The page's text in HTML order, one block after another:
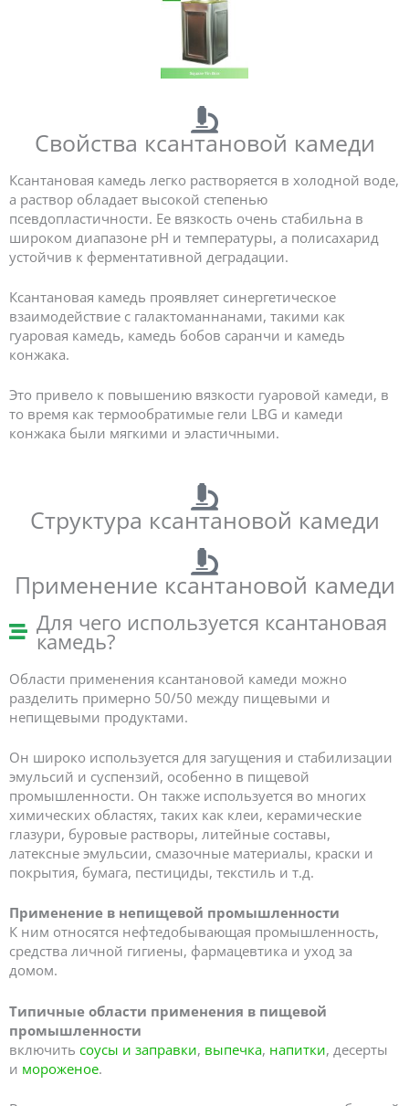
Свойства ксантановой камеди
Ксантановая камедь легко растворяется в холодной воде,
а раствор обладает высокой степенью
псевдопластичности. Ее вязкость очень стабильна в
широком диапазоне рН и температуры, а полисахарид
устойчив к ферментативной деградации.
Ксантановая камедь проявляет синергетическое
взаимодействие с галактоманнанами, такими как
гуаровая камедь, камедь бобов саранчи и камедь
конжака.
Это привело к повышению вязкости гуаровой камеди, в
то время как термообратимые гели LBG и камеди
конжака были мягкими и эластичными.
Структура ксантановой камеди
Применение ксантановой камеди
Для чего используется ксантановая
камедь?
Области применения ксантановой камеди можно
разделить примерно 50/50 между пищевыми и
непищевыми продуктами.
Он широко используется для загущения и стабилизации
эмульсий и суспензий, особенно в пищевой
промышленности. Он также используется во многих
химических областях, таких как клеи, керамические
глазури, буровые растворы, литейные составы,
латексные эмульсии, смазочные материалы, краски и
покрытия, бумага, пестициды, текстиль и т.д.
Применение в непищевой промышленности
К ним относятся нефтедобывающая промышленность,
средства личной гигиены, фармацевтика и уход за
домом.
Типичные области применения в пищевой
промышленности
включить соусы и заправки, выпечка, напитки, десерты
и мороженое.